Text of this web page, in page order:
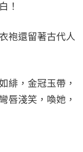
！
袍還留著古代人
緋，金冠玉帶，
唇淺笑，喚她，